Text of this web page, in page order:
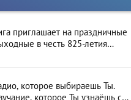
приглашает на праздничные
в честь 825-летия
которое выбираешь Ты.
которое Ты узнаёшь с